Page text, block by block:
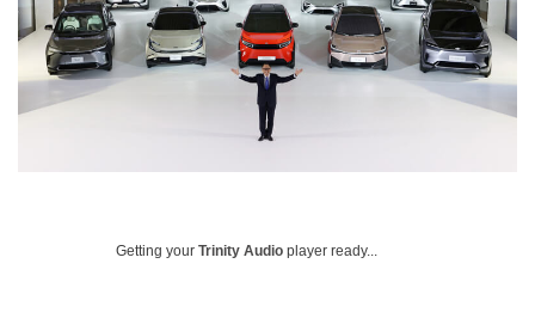
Getting your Trinity Audio player ready...